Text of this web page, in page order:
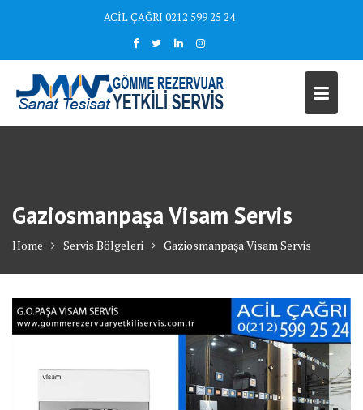
ACİL ÇAĞRI 0212 599 25 24
Gaziosmanpaşa Visam Servis
Home Servis Bölgeleri Gaziosmanpaşa Visam Servis